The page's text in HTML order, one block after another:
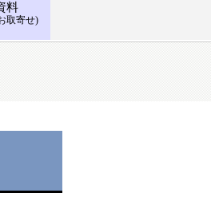
料
取寄せ)